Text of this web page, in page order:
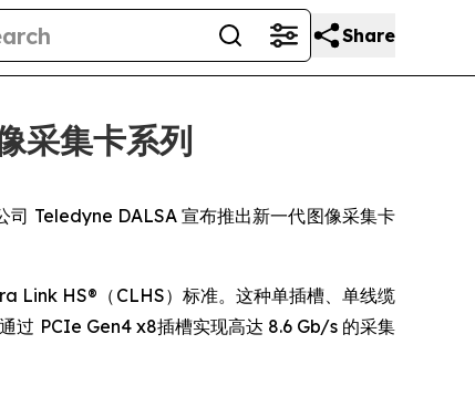
Share
采集卡系列
Teledyne DALSA 宣布推出新一代图像采集卡
Link HS®（CLHS）标准。这种单插槽、单线缆
过 PCIe Gen4 x8插槽实现高达 8.6 Gb/s 的采集